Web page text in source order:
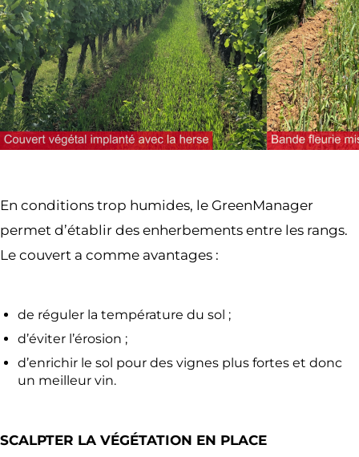
En conditions trop humides, le GreenManager
permet d’établir des enherbements entre les rangs.
Le couvert a comme avantages :
de réguler la température du sol ;
d’éviter l’érosion ;
d’enrichir le sol pour des vignes plus fortes et donc
un meilleur vin.
SCALPTER LA VÉGÉTATION EN PLACE